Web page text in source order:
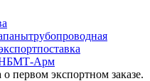
трубопроводная
поставка
Т-Арм
экспортном заказе.